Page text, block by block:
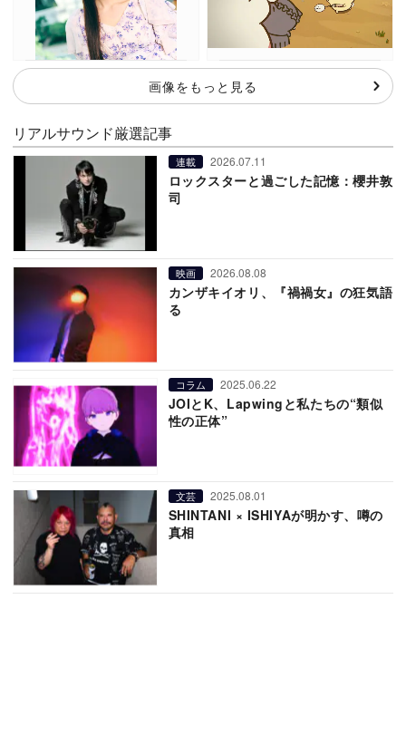
画像をもっと見る
リアルサウンド厳選記事
連載 2026.07.11
ロックスターと過ごした記憶：櫻井敦
司
映画 2026.08.08
カンザキイオリ、『禍禍女』の狂気語
る
コラム 2025.06.22
JOIとK、Lapwingと私たちの“類似
性の正体”
文芸 2025.08.01
SHINTANI × ISHIYAが明かす、噂の
真相